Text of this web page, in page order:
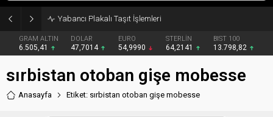
Yabancı Plakalı Taşıt İşlemleri
GRAM ALTIN
6.505,41
DOLAR
47,7014
EURO
54,9990
STERLİN
64,2141
BIST 100
13.798,82
sırbistan otoban gişe mobesse
Anasayfa Etiket: sırbistan otoban gişe mobesse